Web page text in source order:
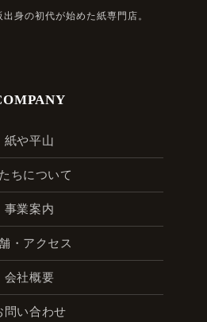
身の初代が始めた紙専門店。
紙や平山
ちについて
事業案内
・アクセス
会社概要
問い合わせ